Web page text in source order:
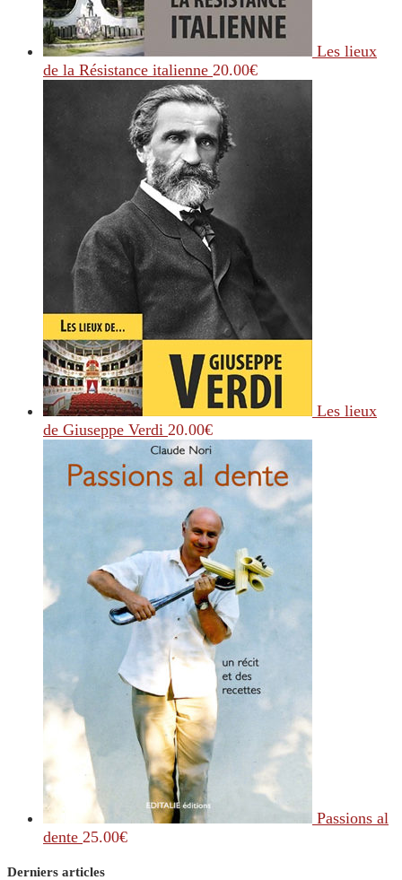
Les lieux
de la Résistance italienne 20.00€
Les lieux
de Giuseppe Verdi 20.00€
Passions al
dente 25.00€
Derniers articles